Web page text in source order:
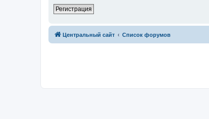
Регистрация
Центральный сайт Список форумов